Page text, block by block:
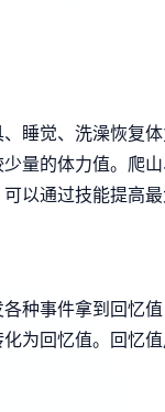
睡觉、洗澡恢复体
量的体力值。 爬
可以通过技能提高最
种事件拿到回忆
为回忆值。 回忆值